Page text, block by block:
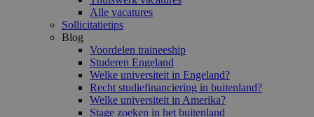
Alle vacatures
Sollicitatietips
Blog
Voordelen traineeship
Studeren Engeland
Welke universiteit in Engeland?
Recht studiefinanciering in buitenland?
Welke universiteit in Amerika?
Stage zoeken in het buitenland